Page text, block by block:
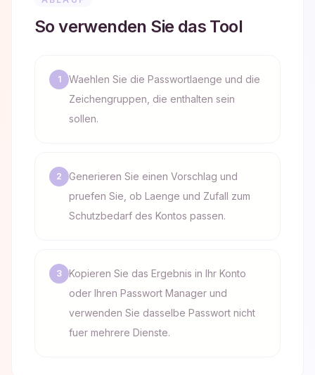
So verwenden Sie das Tool
1
Waehlen Sie die Passwortlaenge und die
Zeichengruppen, die enthalten sein
sollen.
2
Generieren Sie einen Vorschlag und
pruefen Sie, ob Laenge und Zufall zum
Schutzbedarf des Kontos passen.
3
Kopieren Sie das Ergebnis in Ihr Konto
oder Ihren Passwort Manager und
verwenden Sie dasselbe Passwort nicht
fuer mehrere Dienste.